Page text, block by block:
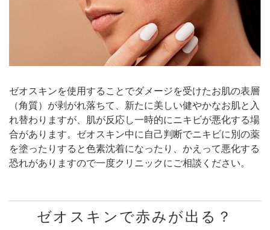
ゼオスキンを使用することでダメージを受けたお肌の表層
（角質）が剥がれ落ちて、新たに美しい健やかなお肌と入
れ替わりますが、
肌が反応し一時的にニキビが悪化する場
合があります。 ゼオスキン中に自己判断でニキビに別の薬
を塗ったりすると色素沈着になったり、かえって悪化する
恐れがありますので一度クリニックにご相談ください。
ゼオスキンで赤みが出る？